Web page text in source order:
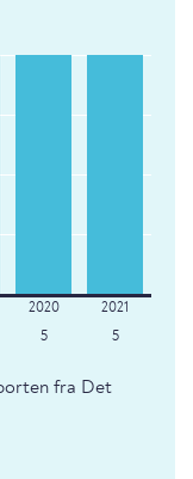
5 5
fra Det